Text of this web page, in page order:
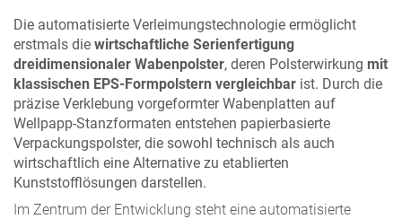
Die automatisierte Verleimungstechnologie ermöglicht
erstmals die wirtschaftliche Serienfertigung
dreidimensionaler Wabenpolster, deren Polsterwirkung mit
klassischen EPS-Formpolstern vergleichbar ist. Durch die
präzise Verklebung vorgeformter Wabenplatten auf
Wellpapp-Stanzformaten entstehen papierbasierte
Verpackungspolster, die sowohl technisch als auch
wirtschaftlich eine Alternative zu etablierten
Kunststofflösungen darstellen.
Im Zentrum der Entwicklung steht eine automatisierte